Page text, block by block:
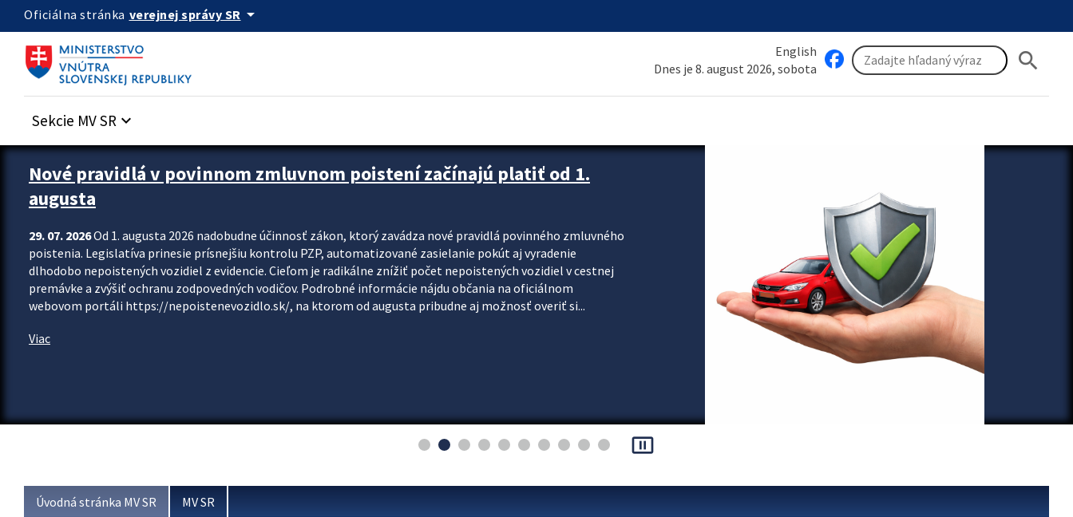
Preskocit na hlavný obsah
Oficiálna stránka verejnej správy SR arrow_drop_down
English
Dnes je 8. august 2026, sobota
search
Sekcie MV SR keyboard_arrow_down
Zastavit automatický posun upútavok
Nové pravidlá v povinnom zmluvnom poistení začínajú platiť od 1.
augusta
29. 07. 2026Od 1. augusta 2026 nadobudne účinnosť zákon, ktorý zavádza nové pravidlá povinného zmluvného
poistenia. Legislatíva prinesie prísnejšiu kontrolu PZP, automatizované zasielanie pokút aj vyradenie
dlhodobo nepoistených vozidiel z evidencie. Cieľom je radikálne znížiť počet nepoistených vozidiel v cestnej
premávke a zvýšiť ochranu zodpovedných vodičov. Podrobné informácie nájdu občania na oficiálnom
webovom portáli https://nepoistenevozidlo.sk/, na ktorom od augusta pribudne aj možnosť overiť si...
Viac
pause_presentation
Úvodná stránka MV SR MV SR